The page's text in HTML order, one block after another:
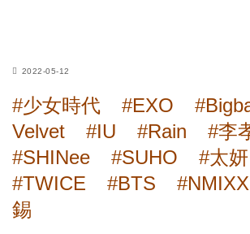
2022-05-12
#少女時代 #EXO
Velvet
#IU #Rain
#李
#SHINee
#SUHO
#太妍
#TWICE
#BTS #NMIXX
錫